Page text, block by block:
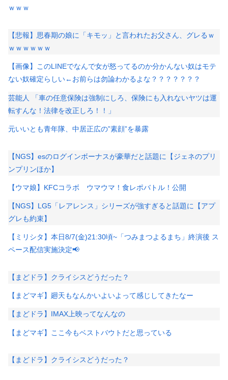
ｗｗｗ
【悲報】思春期の娘に「キモッ」と言われたお父さん、グレるｗ
ｗｗｗｗｗｗ
【画像】このLINEでなんで女が怒ってるのか分かんない奴はモテ
ない奴確定らしい←お前らは勿論わかるよな？？？？？？？
芸能人 「車の任意保険は強制にしろ、保険にも入れないヤツは運
転すんな！法律を改正しろ！！」
元いいとも青年隊、中居正広の”素顔”を暴露
【NGS】esのログインボーナスが豪華だと話題に【ジェネのプリ
ンプリンほか】
【ウマ娘】KFCコラボ ウマウマ！食レポバトル！公開
【NGS】LG5「レアレンス」シリーズが強すぎると話題に【アプ
グレも約束】
【ミリシタ】本日8/7(金)21:30頃~「つみまつよるまち」終演後 ス
ペース配信実施決定📢
【まどドラ】クライシスどうだった？
【まどマギ】廻天もなんかいよいよって感じしてきたなー
【まどドラ】IMAX上映ってなんなの
【まどマギ】ここ今もベストバウトだと思っている
【まどドラ】クライシスどうだった？